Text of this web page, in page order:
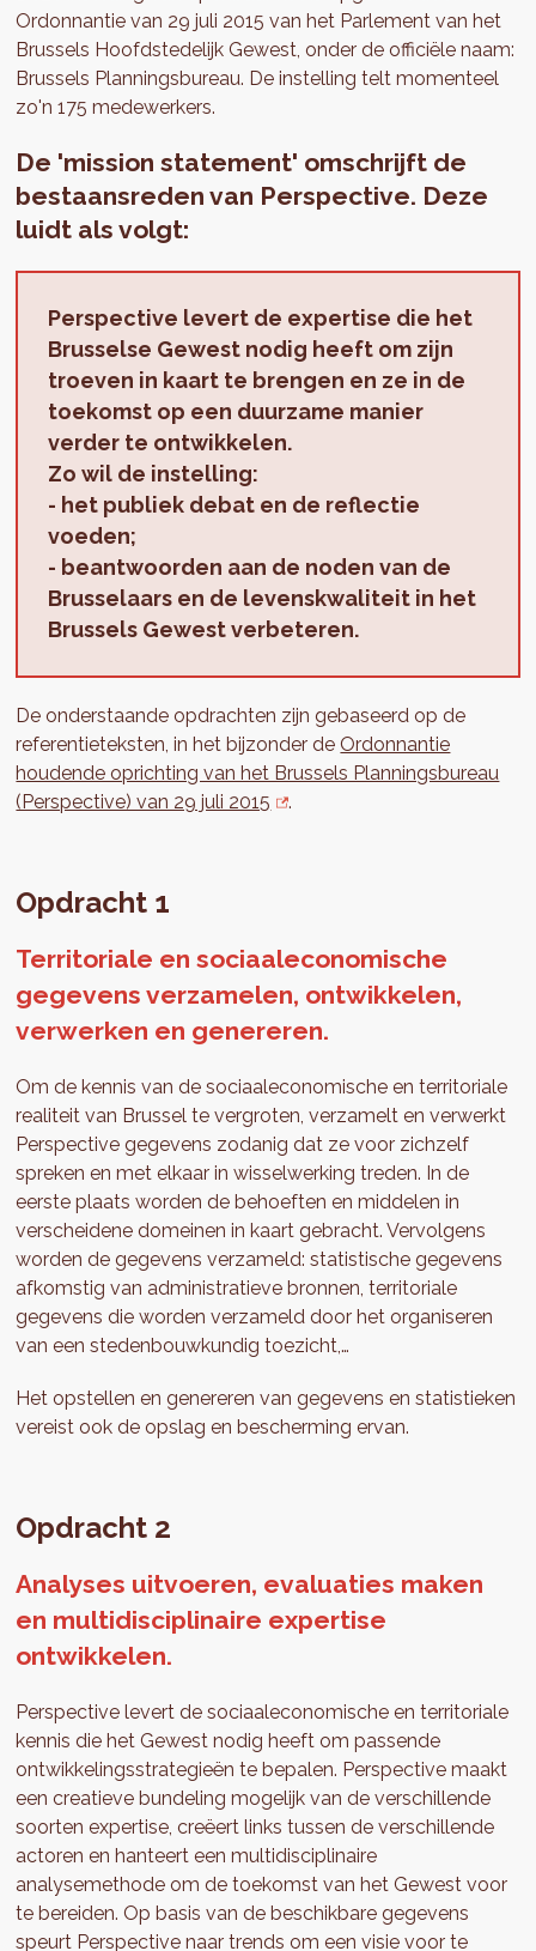
Ordonnantie van 29 juli 2015 van het Parlement van het
Brussels Hoofdstedelijk Gewest, onder de officiële naam:
Brussels Planningsbureau. De instelling telt momenteel
zo'n 175 medewerkers.
De 'mission statement' omschrijft de
bestaansreden van Perspective. Deze
luidt als volgt:
Perspective levert de expertise die het
Brusselse Gewest nodig heeft om zijn
troeven in kaart te brengen en ze in de
toekomst op een duurzame manier
verder te ontwikkelen.
Zo wil de instelling:
- het publiek debat en de reflectie
voeden;
- beantwoorden aan de noden van de
Brusselaars en de levenskwaliteit in het
Brussels Gewest verbeteren.
De onderstaande opdrachten zijn gebaseerd op de
referentieteksten, in het bijzonder de Ordonnantie
houdende oprichting van het Brussels Planningsbureau
(Perspective) van 29 juli 2015
.
Opdracht 1
Territoriale en sociaaleconomische
gegevens verzamelen, ontwikkelen,
verwerken en genereren.
Om de kennis van de sociaaleconomische en territoriale
realiteit van Brussel te vergroten, verzamelt en verwerkt
Perspective gegevens zodanig dat ze voor zichzelf
spreken en met elkaar in wisselwerking treden. In de
eerste plaats worden de behoeften en middelen in
verscheidene domeinen in kaart gebracht. Vervolgens
worden de gegevens verzameld: statistische gegevens
afkomstig van administratieve bronnen, territoriale
gegevens die worden verzameld door het organiseren
van een stedenbouwkundig toezicht,…
Het opstellen en genereren van gegevens en statistieken
vereist ook de opslag en bescherming ervan.
Opdracht 2
Analyses uitvoeren, evaluaties maken
en multidisciplinaire expertise
ontwikkelen.
Perspective levert de sociaaleconomische en territoriale
kennis die het Gewest nodig heeft om passende
ontwikkelingsstrategieën te bepalen. Perspective maakt
een creatieve bundeling mogelijk van de verschillende
soorten expertise, creëert links tussen de verschillende
actoren en hanteert een multidisciplinaire
analysemethode om de toekomst van het Gewest voor
te bereiden. Op basis van de beschikbare gegevens
speurt Perspective naar trends om een visie voor te